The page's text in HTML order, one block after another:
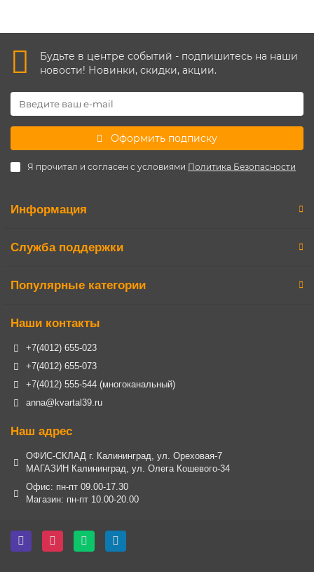
Будьте в центре событий - подпишитесь на наши
новости! Новинки, скидки, акции.
Оформить подписку
Я прочитал и согласен с условиями Политика Безопасности
Информация
Служба поддержки
Популярные категории
Наши контакты
+7(4012) 655-023
+7(4012) 655-073
+7(4012) 555-544 (многоканальный)
anna@kvartal39.ru
Наш адрес
ОФИС-СКЛАД г. Калининград, ул. Ореховая-7
МАГАЗИН Калининград, ул. Олега Кошевого-34
Офис: пн-пт 09.00-17.30
Магазин: пн-пт 10.00-20.00